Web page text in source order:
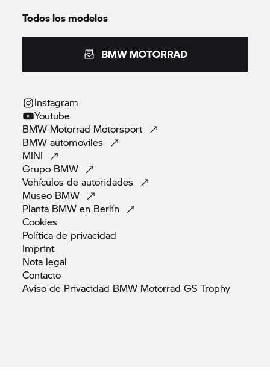
Todos los modelos
BMW MOTORRAD
Instagram
Youtube
BMW Motorrad Motorsport
BMWautomoviles
MINI
Grupo BMW
Vehículos deautoridades
Museo BMW
Planta BMW en Berlín
Cookies
Política de privacidad
Imprint
Nota legal
Contacto
Aviso de Privacidad BMW Motorrad GSTrophy